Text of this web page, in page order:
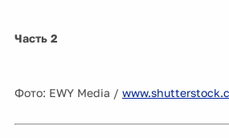
Часть 2
Фото: EWY Media /